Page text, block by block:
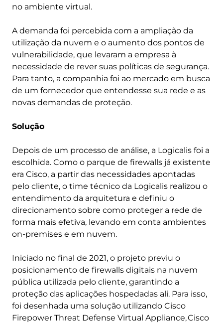
no ambiente virtual.
A demanda foi percebida com a ampliação da
utilização da nuvem e o aumento dos pontos de
vulnerabilidade, que levaram a empresa à
necessidade de rever suas políticas de segurança.
Para tanto, a companhia foi ao mercado em busca
de um fornecedor que entendesse sua rede e as
novas demandas de proteção.
Solução
Depois de um processo de análise, a Logicalis foi a
escolhida. Como o parque de firewalls já existente
era Cisco, a partir das necessidades apontadas
pelo cliente, o time técnico da Logicalis realizou o
entendimento da arquitetura e definiu o
direcionamento sobre como proteger a rede de
forma mais efetiva, levando em conta ambientes
on-premises e em nuvem.
Iniciado no final de 2021, o projeto previu o
posicionamento de firewalls digitais na nuvem
pública utilizada pelo cliente, garantindo a
proteção das aplicações hospedadas ali. Para isso,
foi desenhada uma solução utilizando Cisco
Firepower Threat Defense Virtual Appliance, Cisco